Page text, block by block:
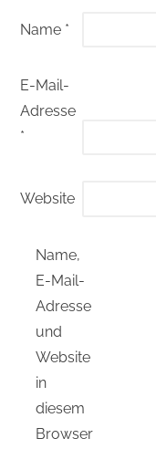
Name *
E-Mail-
Adresse
*
Website
Name,
E-Mail-
Adresse
und
Website
in
diesem
Browser